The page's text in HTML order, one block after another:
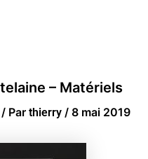
– Matériels
/ Par thierry / 8 mai 2019